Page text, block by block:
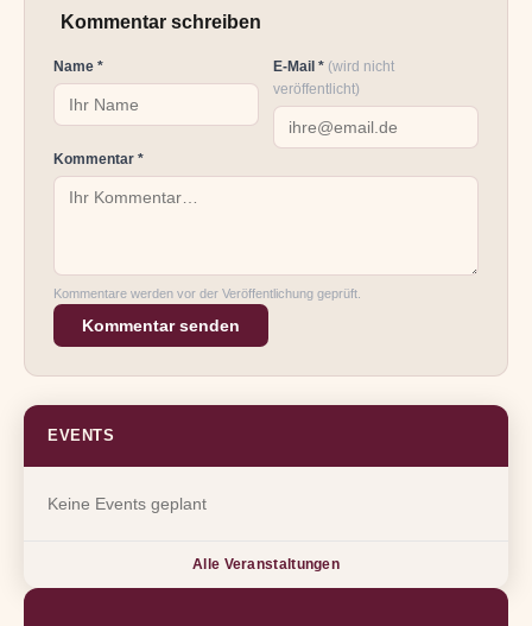
Kommentar schreiben
Name * E-Mail * (wird nicht
veröffentlicht)
Kommentar *
Kommentare werden vor der Veröffentlichung geprüft.
Kommentar senden
EVENTS
Keine Events geplant
Alle Veranstaltungen